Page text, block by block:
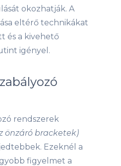
okozhatják. A
eltérő technikákat
és a kivehető
igényel.
rendszerek
önzáró bracketek)
Ezeknél a
figyelmet a